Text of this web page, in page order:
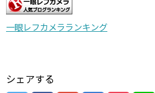
一眼レフカメラランキング
シェアする